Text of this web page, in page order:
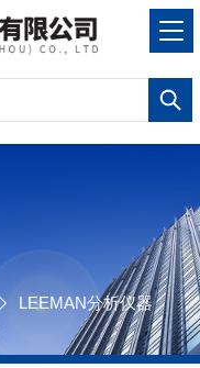
LEEMAN分析仪器